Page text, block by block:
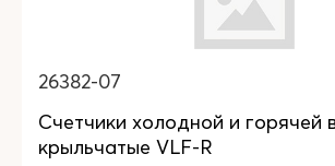
26382-07
Счетчики холодной и горячей
крыльчатые VLF-R